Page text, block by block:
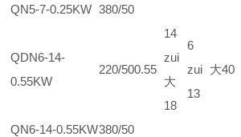
QN5-7-0.25KW 380/50
QDN6-14-
0.55KW
220/500.55
14
zui
大
18
6
zui大
13
40
QN6-14-0.55KW380/50